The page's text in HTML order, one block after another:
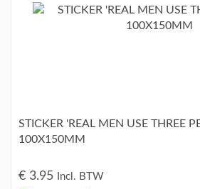
STICKER 'REAL MEN USE THREE
100X150MM
€ 3.95 Incl. BTW